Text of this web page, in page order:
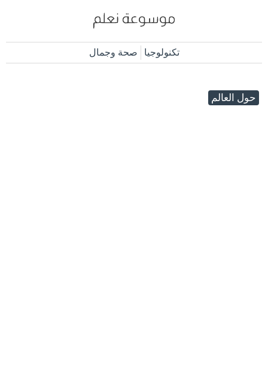
تكنولوجيا صحة وجمال
حول العالم